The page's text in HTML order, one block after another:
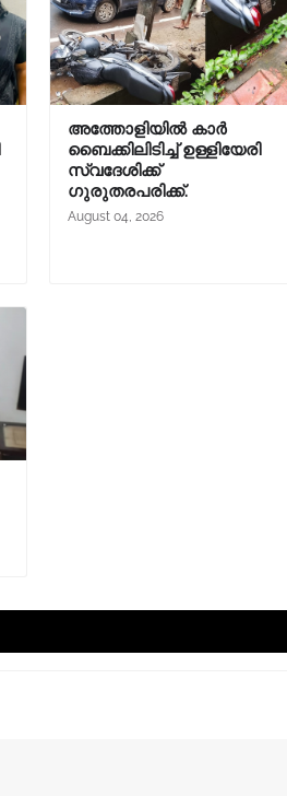
അത്തോളിയിൽ കാർ
ബൈക്കിലിടിച്ച് ഉള്ളിയേരി
സ്വദേശിക്ക്
ഗുരുതരപരിക്ക്.
August 04, 2026